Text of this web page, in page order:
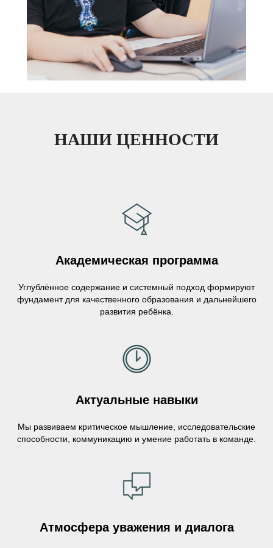
НАШИ ЦЕННОСТИ
Академическая программа
Углублённое содержание и системный подход формируют
фундамент для качественного образования и дальнейшего
развития ребёнка.
Актуальные навыки
Мы развиваем критическое мышление, исследовательские
способности, коммуникацию и умение работать в команде.
Атмосфера уважения и диалога